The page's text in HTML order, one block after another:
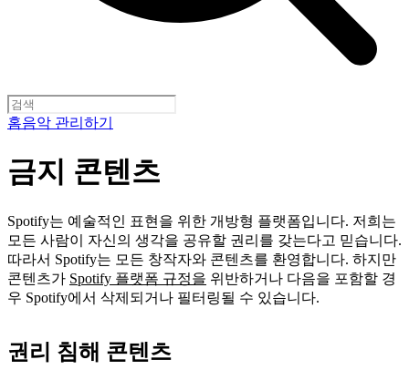
홈음악 관리하기
금지 콘텐츠
Spotify는 예술적인 표현을 위한 개방형 플랫폼입니다. 저희는
모든 사람이 자신의 생각을 공유할 권리를 갖는다고 믿습니다.
따라서 Spotify는 모든 창작자와 콘텐츠를 환영합니다. 하지만
콘텐츠가 Spotify 플랫폼 규정을 위반하거나 다음을 포함할 경
우 Spotify에서 삭제되거나 필터링될 수 있습니다.
권리 침해 콘텐츠